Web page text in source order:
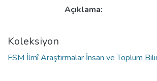
Açıklama:
Koleksiyon
FSM İlmî Araştırmalar İnsan ve Toplum